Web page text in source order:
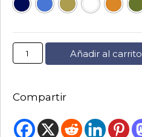
Añadir al carrito
Compartir